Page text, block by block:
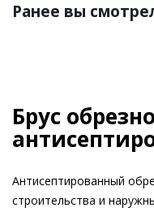
Ранее вы
Брус
Антисептированный
строительства и